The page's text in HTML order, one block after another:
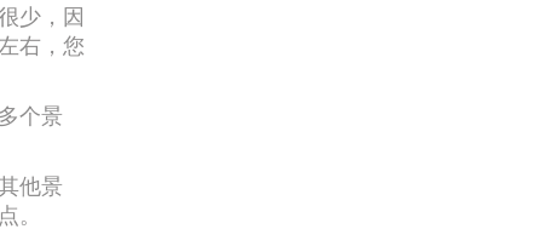
少，因
右，您
个景
他景
。